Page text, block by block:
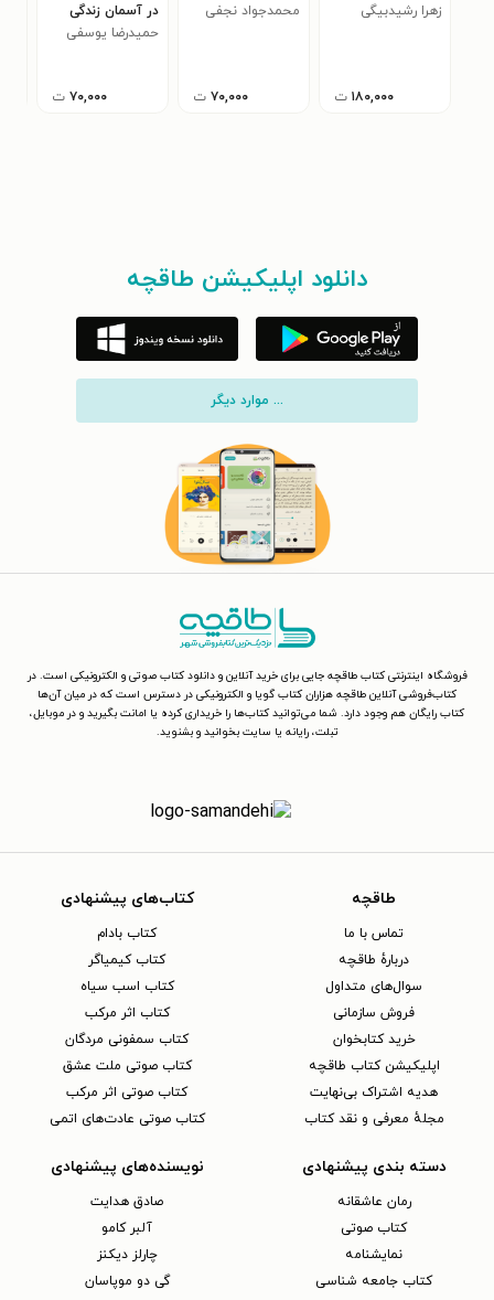
زهرا رشیدبیگی
۱۸۰,۰۰۰ ت
محمدجواد نجفی
۷۰,۰۰۰ ت
در آسمان زندگی
حمیدرضا یوسفی
۷۰,۰۰۰ ت
دانلود اپلیکیشن طاقچه
... موارد دیگر
فروشگاه اینترنتی کتاب طاقچه جایی برای خرید آنلاین و دانلود کتاب صوتی و الکترونیکی است. در
کتاب‌فروشی آنلاین طاقچه هزاران کتاب گویا و الکترونیکی در دسترس است که در میان آن‌ها
کتاب رایگان هم وجود دارد. شما می‌توانید کتاب‌ها را خریداری کرده یا امانت بگیرید و در موبایل،
تبلت، رایانه یا سایت بخوانید و بشنوید.
طاقچه
تماس با ما
دربارهٔ طاقچه
سوال‌های متداول
فروش سازمانی
خرید کتابخوان
اپلیکیشن کتاب طاقچه
هدیه اشتراک بی‌نهایت
مجلهٔ معرفی و نقد کتاب
کتاب‌های پیشنهادی
کتاب بادام
کتاب کیمیاگر
کتاب اسب سیاه
کتاب اثر مرکب
کتاب سمفونی مردگان
کتاب صوتی ملت عشق
کتاب صوتی اثر مرکب
کتاب صوتی عادت‌های اتمی
دسته بندی پیشنهادی
رمان عاشقانه
کتاب‌ صوتی
نمایشنامه
کتاب جامعه شناسی
نویسنده‌های پیشنهادی
صادق هدایت
آلبر کامو
چارلز دیکنز
گی دو موپاسان